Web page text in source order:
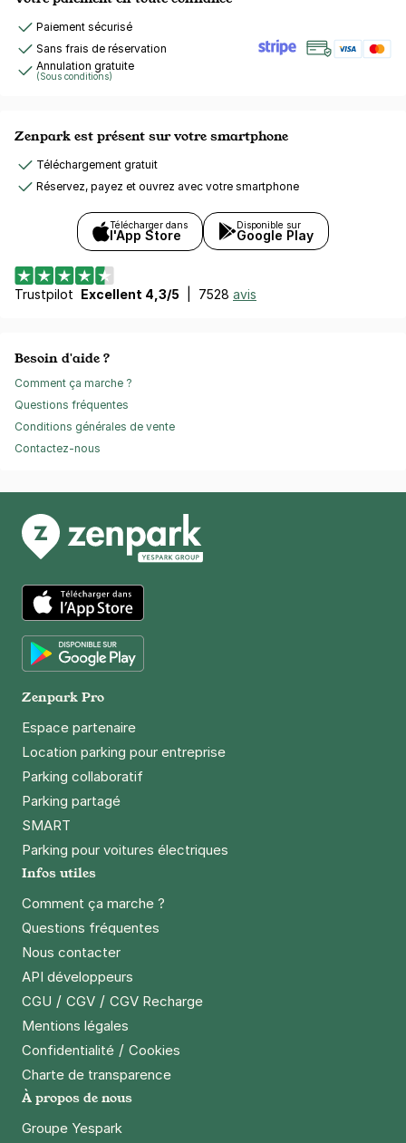
Paiement sécurisé
Sans frais de réservation
Annulation gratuite
(Sous conditions)
Zenpark est présent sur votre smartphone
Téléchargement gratuit
Réservez, payez et ouvrez avec votre smartphone
Télécharger dans
l'App Store
Disponible sur
Google Play
Trustpilot Excellent 4,3/5 7528 avis
Besoin d'aide ?
Comment ça marche ?
Questions fréquentes
Conditions générales de vente
Contactez-nous
App Store
Zenpark Pro
Espace partenaire
Location parking pour entreprise
Parking collaboratif
Parking partagé
SMART
Parking pour voitures électriques
Infos utiles
Comment ça marche ?
Questions fréquentes
Nous contacter
API développeurs
CGU / CGV / CGV Recharge
Mentions légales
Confidentialité / Cookies
Charte de transparence
À propos de nous
Groupe Yespark